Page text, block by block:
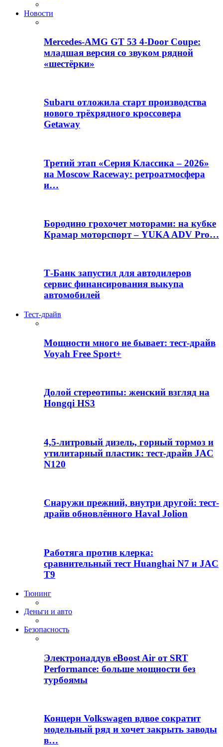
Новости
Mercedes-AMG GT 53 4-Door Coupe:
младшая версия со звуком рядной
«шестёрки»
Subaru отложила старт производства
нового трёхрядного кроссовера
Getaway
Третий этап «Серия Классика – 2026»
на Moscow Raceway: ретроатмосфера
и…
Бородино грохочет моторами: на кубке
Крамар моторспорт – YUKA ADV Pro…
Т-Банк запустил для автодилеров
сервис финансирования выкупа
автомобилей
Тест-драйв
Мощности много не бывает: тест-драйв
Voyah Free Sport+
Долой стереотипы: женский взгляд на
Hongqi HS3
4,5-литровый дизель, горный тормоз и
утилитарный пластик: тест-драйв JAC
N120
Снаружи прежний, внутри другой: тест-
драйв обновлённого Haval Jolion
Работяга против клерка:
сравнительный тест Huanghai N7 и JAC
T9
Тюнинг
Деньги и авто
Безопасность
Электронаддув eBoost Air от SRT
Performance: больше мощности без
турбоямы
Концерн Volkswagen вдвое сократит
модельный ряд и хочет закрыть заводы
в…